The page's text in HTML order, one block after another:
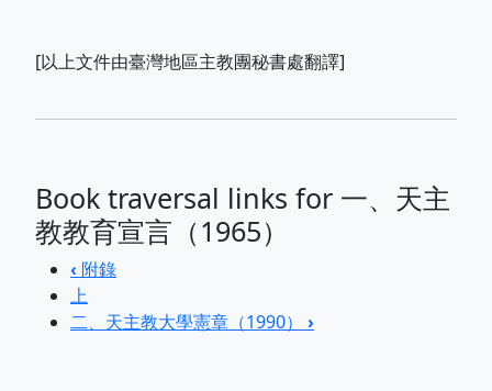
[以上文件由臺灣地區主教團秘書處翻譯]
Book traversal links for 一、天主
教教育宣言（1965）
‹ 附錄
上
二、天主教大學憲章（1990） ›